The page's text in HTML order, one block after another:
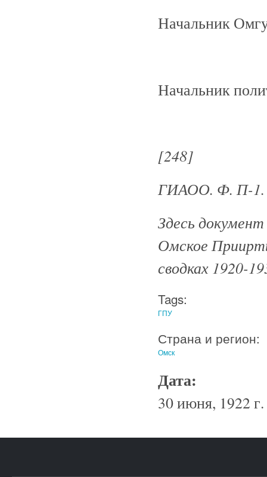
Начальник
Начальник
[248]
ГИАОО. Ф. П-
Здесь
Омское
сводках 1920-
Tags:
ГПУ
Страна и регион:
Омск
Дата:
30 июня, 1922 г.